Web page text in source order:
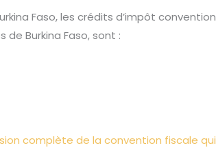
Faso, les crédits d’impôt
Burkina Faso, sont :
complète de la convention fiscale qui